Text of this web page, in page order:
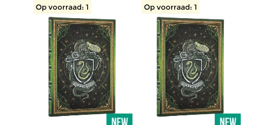
Op voorraad: 1 Op voorraad: 1